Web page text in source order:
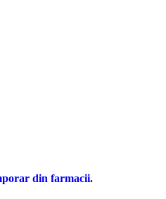
din farmacii.